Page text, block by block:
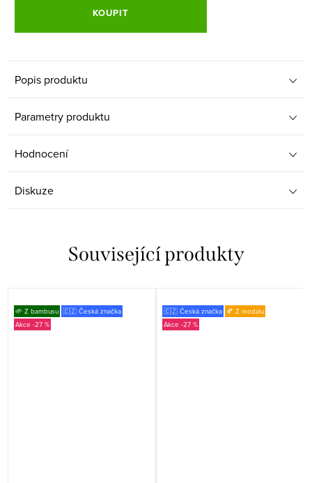
KOUPIT
Popis produktu
Parametry produktu
Hodnocení
Diskuze
Související produkty
🌱 Z bambusu 🇨🇿 Česká značka
-27 %
🇨🇿 Česká značka 🍂 Z modalu
-27 %